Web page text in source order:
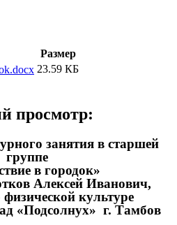
Размер
23.59 КБ
просмотр:
занятия в старшей
группе
в городок»
Алексей Иванович,
культуре
«Подсолнух» г. Тамбов